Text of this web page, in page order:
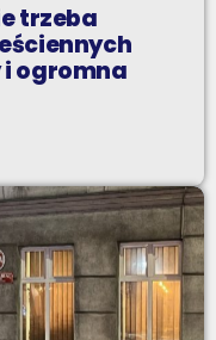
trzeba
i ogromna